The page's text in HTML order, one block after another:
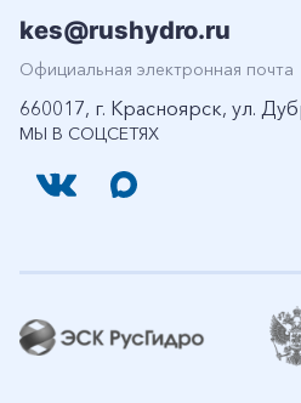
МЫ В СОЦСЕТЯХ
kes@rushydro.ru
Официальная электронная почта
660017, г. Красноярск, ул.